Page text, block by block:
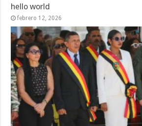
hello world
febrero 12, 2026